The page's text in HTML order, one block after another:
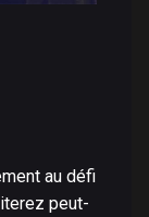
au défi
peut-